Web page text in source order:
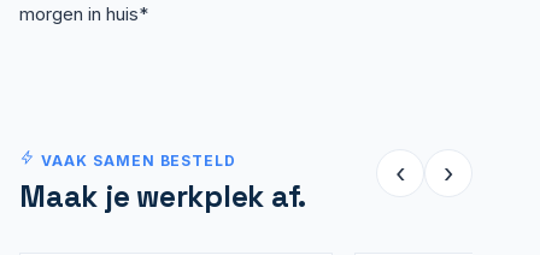
morgen in huis*
VAAK SAMEN BESTELD
Maak je werkplek af.
‹ ›